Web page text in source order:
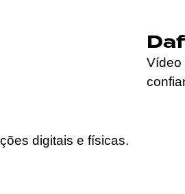
digitais e físicas.
Vídeo